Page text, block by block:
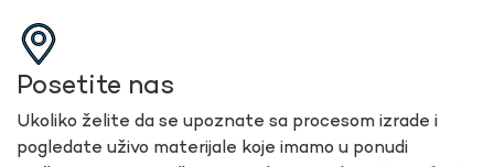
Posetite nas
Ukoliko želite da se upoznate sa procesom izrade i
pogledate uživo materijale koje imamo u ponudi